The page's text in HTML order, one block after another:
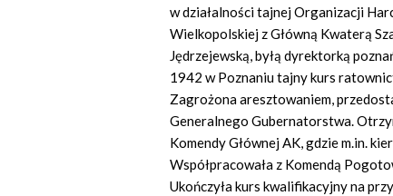
w działalności tajnej Organizacji
Wielkopolskiej z Główną Kwaterą
Jędrzejewską, byłą dyrektorką
1942 w Poznaniu tajny kurs
Zagrożona aresztowaniem,
Generalnego Gubernatorstwa.
Komendy Głównej AK, gdzie m.in.
Współpracowała z Komendą
Ukończyła kurs kwalifikacyjny na